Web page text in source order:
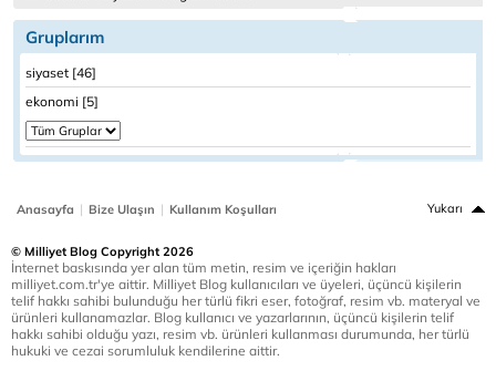
Gruplarım
siyaset [46]
ekonomi [5]
Anasayfa | Bize Ulaşın | Kullanım Koşulları Yukarı
© Milliyet Blog Copyright 2026
İnternet baskısında yer alan tüm metin, resim ve içeriğin hakları
milliyet.com.tr'ye aittir. Milliyet Blog kullanıcıları ve üyeleri, üçüncü kişilerin
telif hakkı sahibi bulunduğu her türlü fikri eser, fotoğraf, resim vb. materyal ve
ürünleri kullanamazlar. Blog kullanıcı ve yazarlarının, üçüncü kişilerin telif
hakkı sahibi olduğu yazı, resim vb. ürünleri kullanması durumunda, her türlü
hukuki ve cezai sorumluluk kendilerine aittir.